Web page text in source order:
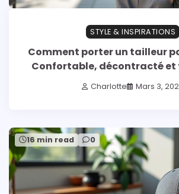
STYLE & INSPIRATIONS
Comment porter un tailleur
Confortable, décontracté et
Charlotte Mars 3,
16 min read 0